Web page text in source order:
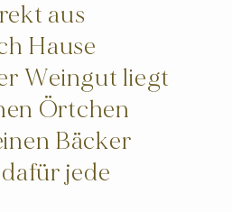
aus
Hause
Weingut liegt
Örtchen
Bäcker
jede